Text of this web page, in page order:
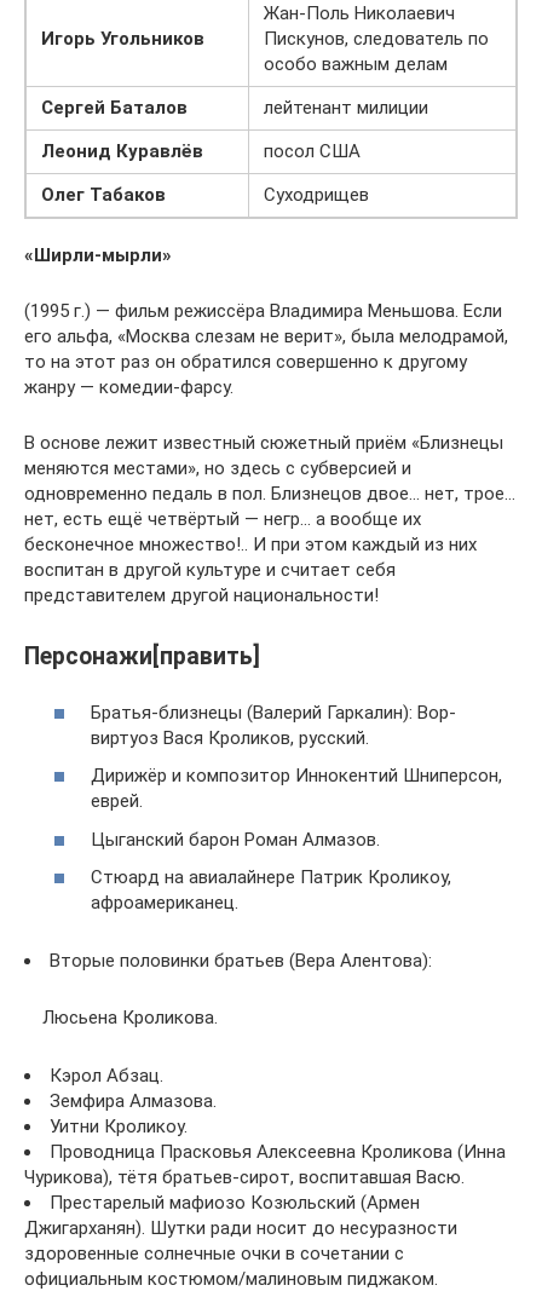
Игорь Угольников
Жан-Поль Николаевич
Пискунов, следователь по
особо важным делам
Сергей Баталов
лейтенант милиции
Леонид Куравлёв
посол США
Олег Табаков
Суходрищев
«Ширли-мырли»
(1995 г.) — фильм режиссёра Владимира Меньшова. Если
его альфа, «Москва слезам не верит», была мелодрамой,
то на этот раз он обратился совершенно к другому
жанру — комедии-фарсу.
В основе лежит известный сюжетный приём «Близнецы
меняются местами», но здесь с субверсией и
одновременно педаль в пол. Близнецов двое… нет, трое…
нет, есть ещё четвёртый — негр… а вообще их
бесконечное множество!.. И при этом каждый из них
воспитан в другой культуре и считает себя
представителем другой национальности!
Персонажи[править]
Братья-близнецы (Валерий Гаркалин): Вор-
виртуоз Вася Кроликов, русский.
Дирижёр и композитор Иннокентий Шниперсон,
еврей.
Цыганский барон Роман Алмазов.
Стюард на авиалайнере Патрик Кроликоу,
афроамериканец.
Вторые половинки братьев (Вера Алентова):
Люсьена Кроликова.
Кэрол Абзац.
Земфира Алмазова.
Уитни Кроликоу.
Проводница Прасковья Алексеевна Кроликова (Инна
Чурикова), тётя братьев-сирот, воспитавшая Васю.
Престарелый мафиозо Козюльский (Армен
Джигарханян). Шутки ради носит до несуразности
здоровенные солнечные очки в сочетании с
официальным костюмом/малиновым пиджаком.